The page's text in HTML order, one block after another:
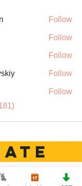
Follow
Follow
Follow
Follow
Follow